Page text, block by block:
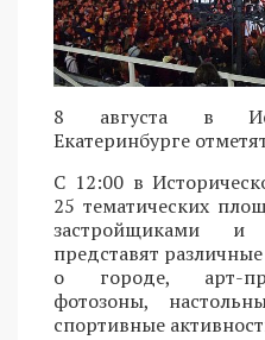
8 августа в
Екатеринбурге
С 12:00 в
25 тематических
застройщиками и
представят
о городе, арт-
фотозоны,
спортивные